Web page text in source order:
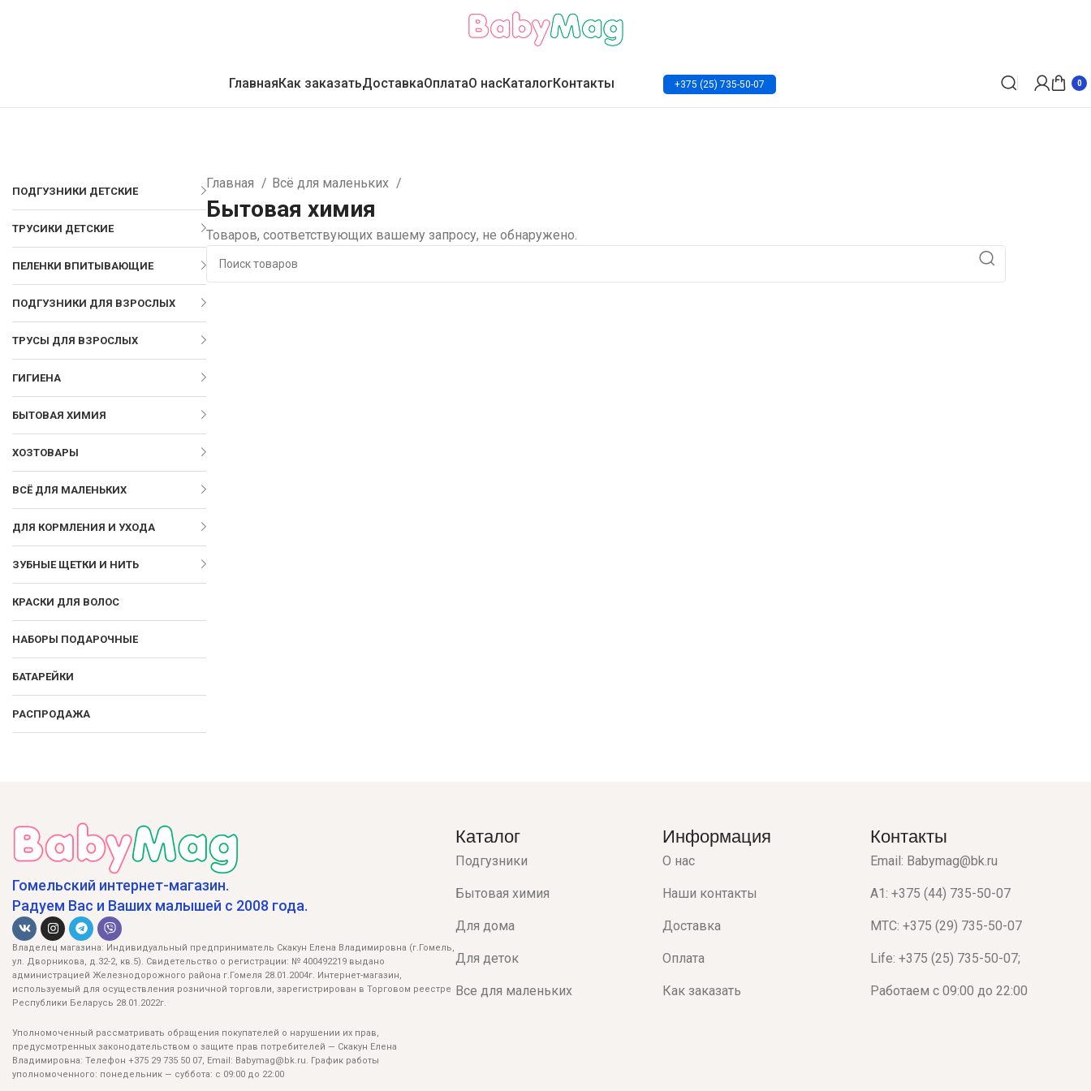
ГлавнаяКак заказатьДоставкаОплатаО насКаталогКонтакты +375 (25) 735-50-07 0
ПОДГУЗНИКИ ДЕТСКИЕ
ТРУСИКИ ДЕТСКИЕ
ПЕЛЕНКИ ВПИТЫВАЮЩИЕ
ПОДГУЗНИКИ ДЛЯ ВЗРОСЛЫХ
ТРУСЫ ДЛЯ ВЗРОСЛЫХ
ГИГИЕНА
БЫТОВАЯ ХИМИЯ
ХОЗТОВАРЫ
ВСЁ ДЛЯ МАЛЕНЬКИХ
ДЛЯ КОРМЛЕНИЯ И УХОДА
ЗУБНЫЕ ЩЕТКИ И НИТЬ
КРАСКИ ДЛЯ ВОЛОС
НАБОРЫ ПОДАРОЧНЫЕ
БАТАРЕЙКИ
РАСПРОДАЖА
Главная Всё для маленьких
Бытовая химия
Товаров, соответствующих вашему запросу, не обнаружено.
Гомельский интернет-магазин.
Радуем Вас и Ваших малышей с 2008 года.
Владелец магазина: Индивидуальный предприниматель Скакун Елена Владимировна (г.Гомель,
ул. Дворникова, д.32-2, кв.5). Свидетельство о регистрации: № 400492219 выдано
администрацией Железнодорожного района г.Гомеля 28.01.2004г. Интернет-магазин,
используемый для осуществления розничной торговли, зарегистрирован в Торговом реестре
Республики Беларусь 28.01.2022г.
Уполномоченный рассматривать обращения покупателей о нарушении их прав,
предусмотренных законодательством о защите прав потребителей — Скакун Елена
Владимировна: Телефон +375 29 735 50 07, Email: Babymag@bk.ru. График работы
уполномоченного: понедельник — суббота: с 09:00 до 22:00
Каталог
Подгузники
Бытовая химия
Для дома
Для деток
Все для маленьких
Информация
О нас
Наши контакты
Доставка
Оплата
Как заказать
Контакты
Email: Babymag@bk.ru
A1: +375 (44) 735-50-07
МТС: +375 (29) 735-50-07
Life: +375 (25) 735-50-07;
Работаем с 09:00 до 22:00